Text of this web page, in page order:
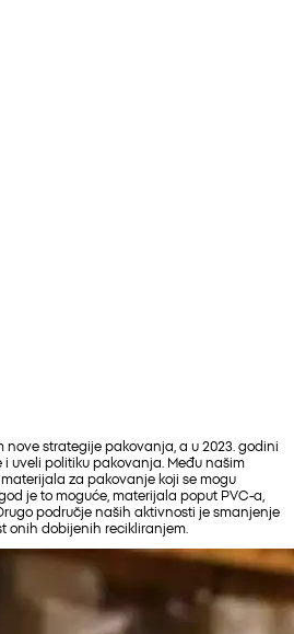
nove strategije pakovanja, a u 2023. godini
uveli politiku pakovanja. Među našim
za pakovanje koji se mogu
je to moguće, materijala poput PVC-a,
područje naših aktivnosti je smanjenje
onih dobijenih recikliranjem.